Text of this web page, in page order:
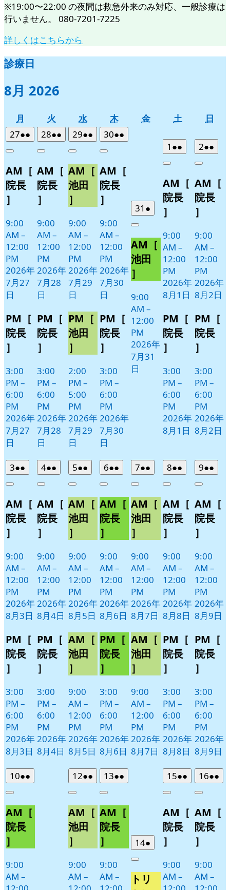
※19:00〜22:00 の夜間は救急外来のみ対応、一般診療は
行いません。 080-7201-7225
詳しくはこちらから
診療日
8月 2026
月
曜
日
火
曜
日
水水
曜
日
木木
曜
日
金金
土土
日
日
日
272026
年
月
27
日
●●
件
イ
ベ
ト)
Close
AM［
院長
］
9:00
AM –
12:00
PM
2026年
7月27
日
PM［
院長
］
3:00
PM –
6:00
PM
2026年
7月27
日
282026
年
月
28
日
●●
件
イ
ベ
ト)
Close
AM［
院長
］
9:00
AM –
12:00
PM
2026年
7月28
日
PM［
院長
］
3:00
PM –
6:00
PM
2026年
7月28
日
292026
年
月
29
日
●●
件
イ
ベ
ト)
Close
AM［
池田
］
9:00
AM –
12:00
PM
2026年
7月29
日
PM［
池田
］
2:00
PM –
5:00
PM
2026年
7月29
日
302026
年
月
30
日
●●
件
イ
Close
AM［
院長
］
9:00
AM –
12:00
PM
2026年
7月30
日
PM［
院長
］
3:00
PM –
6:00
PM
2026年
7月30
日
31 2026
年
月
31
日
●
件
イ
ベ
ト)
Close
AM［
池田
］
9:00
AM –
12:00
PM
2026年
7月31
日
1 2026
年
月
1
日
●●
件
イ
ベ
Close
AM［
院長
］
9:00
AM –
12:00
PM
2026年
8月1日
PM［
院長
］
3:00
PM –
6:00
PM
2026年
8月1日
22026
年
月
2
日
●●
件
イ
ベ
Close
AM［
院長
］
9:00
AM –
12:00
PM
2026年
8月2日
PM［
院長
］
3:00
PM –
6:00
PM
2026年
8月2日
32026
年
月
3
日
●●
件
イ
ベ
Close
AM［
院長
］
9:00
AM –
12:00
PM
2026年
8月3日
PM［
院長
］
3:00
PM –
6:00
PM
2026年
8月3日
42026
年
月
4
日
●●
件
イ
ベ
Close
AM［
院長
］
9:00
AM –
12:00
PM
2026年
8月4日
PM［
院長
］
3:00
PM –
6:00
PM
2026年
8月4日
52026
年
月
5
日
●●
件
イ
ベ
ト)
Close
AM［
池田
］
9:00
AM –
12:00
PM
2026年
8月5日
AM［
池田
］
9:00
AM –
12:00
PM
2026年
8月5日
62026
年
月
6
日
●●
件
イ
ベ
ト)
Close
AM［
院長
］
9:00
AM –
12:00
PM
2026年
8月6日
PM［
院長
］
3:00
PM –
6:00
PM
2026年
8月6日
72026
年
月
7
日
●●
件
イ
ベ
ト)
Close
AM［
池田
］
9:00
AM –
12:00
PM
2026年
8月7日
AM［
池田
］
9:00
AM –
12:00
PM
2026年
8月7日
82026
年
月
8
日
●●
件
イ
ベ
Close
AM［
院長
］
9:00
AM –
12:00
PM
2026年
8月8日
PM［
院長
］
3:00
PM –
6:00
PM
2026年
8月8日
92026
年
月
9
日
●●
件
イ
ベ
Close
AM［
院長
］
9:00
AM –
12:00
PM
2026年
8月9日
PM［
院長
］
3:00
PM –
6:00
PM
2026年
8月9日
102026
年
月
10
日
●●
件
イ
ト)
Close
AM［
院長
］
9:00
AM –
122026
年
月
12
日
●●
件
イ
ベ
ト)
Close
AM［
池田
］
9:00
AM –
132026
年
月
13
日
●●
件
イ
ン
ト)
Close
AM［
院長
］
9:00
AM –
142026
年
月
●
件
Close
トリ
152026
年
月
15
日
●●
件
イ
ベ
ト)
Close
AM［
院長
］
9:00
AM –
162026
年
月
16
日
●●
件
イ
Close
AM［
院長
］
9:00
AM –